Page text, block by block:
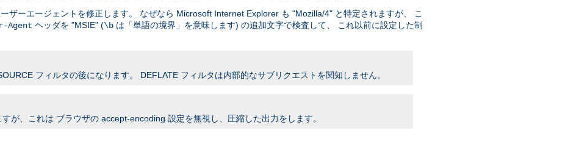
ザーエージェントを修正します。 なぜなら Microsoft Internet Explorer も "Mozilla/4" と特定されますが、 こ
Agent ヘッダを "MSIE" (\b は「単語の境界」を意味します) の追加文字で検査して、 これ以前に設定した制
フィルタの後になります。 DEFLATE フィルタは内部的なサブリクエストを関知しません。
が、これは ブラウザの accept-encoding 設定を無視し、圧縮した出力をします。